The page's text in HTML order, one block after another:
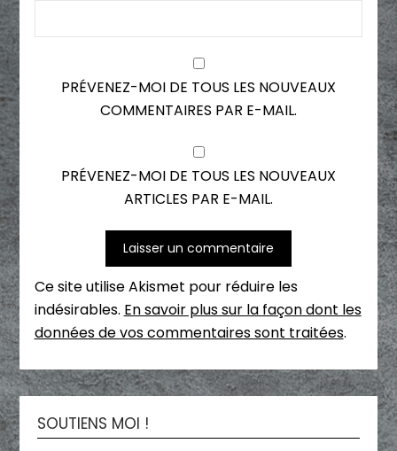
PRÉVENEZ-MOI DE TOUS LES NOUVEAUX
COMMENTAIRES PAR E-MAIL.
PRÉVENEZ-MOI DE TOUS LES NOUVEAUX
ARTICLES PAR E-MAIL.
Ce site utilise Akismet pour réduire les
indésirables. En savoir plus sur la façon dont les
données de vos commentaires sont traitées.
SOUTIENS MOI !